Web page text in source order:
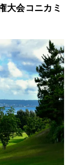
大会コニカミ